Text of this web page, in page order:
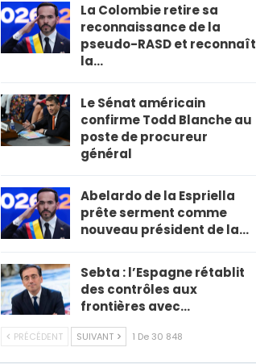
La Colombie retire sa
reconnaissance de la
pseudo-RASD et reconnaît
la…
Le Sénat américain
confirme Todd Blanche au
poste de procureur
général
Abelardo de la Espriella
prête serment comme
nouveau président de la…
Sebta : l’Espagne rétablit
des contrôles aux
frontières avec…
PRÉCÉDENT SUIVANT 1 De 30 848